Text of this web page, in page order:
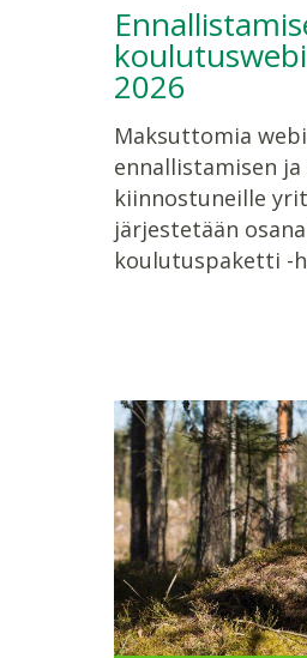
2026
Maksuttomia
ennallistamisen
kiinnostuneille
järjestetään
koulutuspaketti -